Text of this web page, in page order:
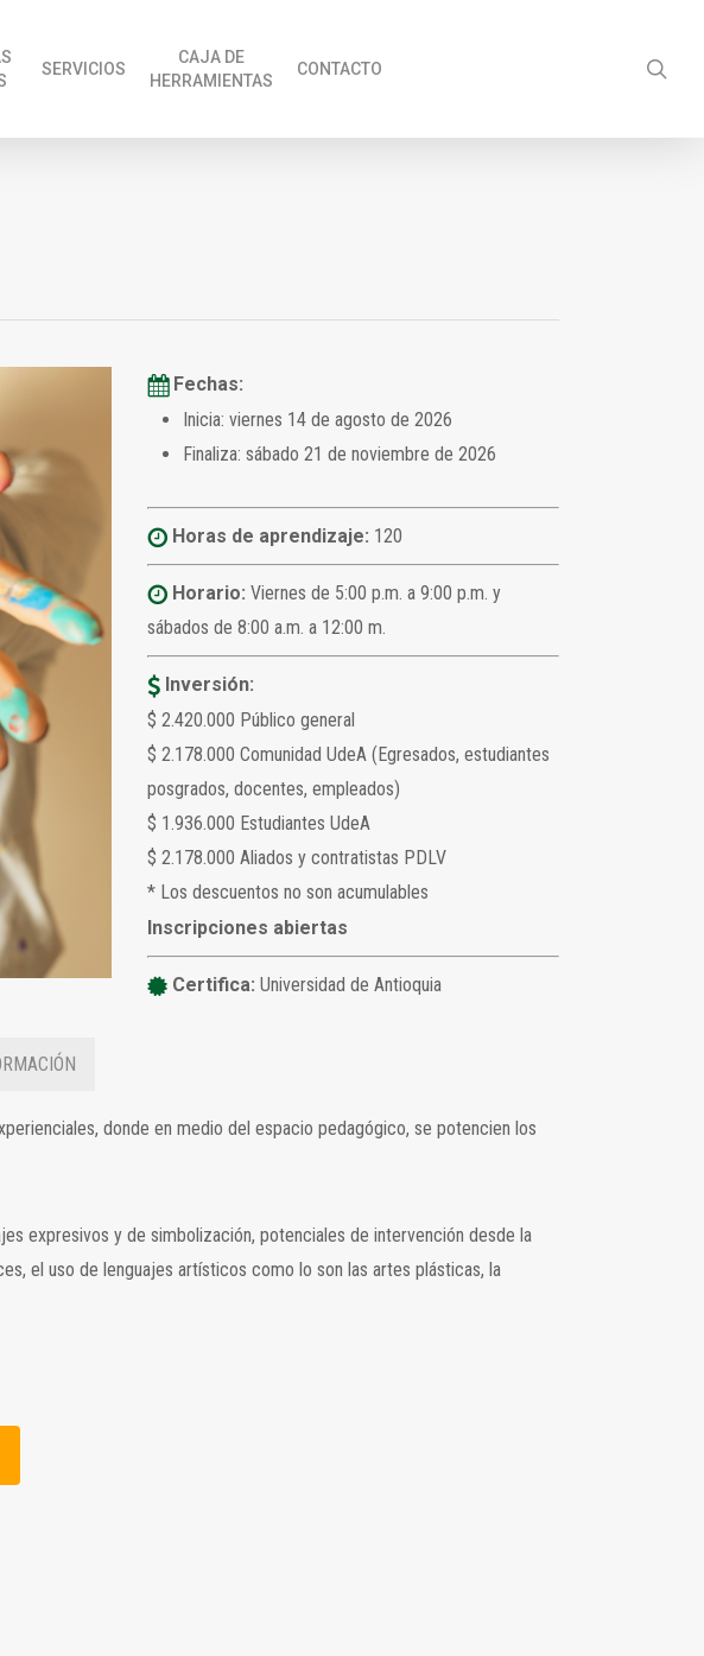
SERVICIOS
CAJA DE
HERRAMIENTAS
CONTACTO
Fechas:
Inicia: viernes 14 de agosto de 2026
Finaliza: sábado 21 de noviembre de 2026
Horas de aprendizaje: 120
Horario: Viernes de 5:00 p.m. a 9:00 p.m. y
sábados de 8:00 a.m. a 12:00 m.
Inversión:
$ 2.420.000 Público general
$ 2.178.000 Comunidad UdeA (Egresados, estudiantes
posgrados, docentes, empleados)
$ 1.936.000 Estudiantes UdeA
$ 2.178.000 Aliados y contratistas PDLV
* Los descuentos no son acumulables
Inscripciones abiertas
Certifica: Universidad de Antioquia
donde en medio del espacio pedagógico, se potencien los
expresivos y de simbolización, potenciales de intervención desde la
el uso de lenguajes artísticos como lo son las artes plásticas, la